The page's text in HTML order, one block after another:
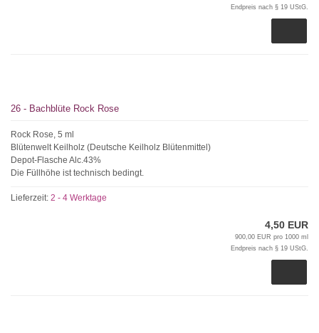
Endpreis nach § 19 UStG.
26 - Bachblüte Rock Rose
Rock Rose, 5 ml
Blütenwelt Keilholz (Deutsche Keilholz Blütenmittel)
Depot-Flasche Alc.43%
Die Füllhöhe ist technisch bedingt.
Lieferzeit: 2 - 4 Werktage
4,50 EUR
900,00 EUR pro 1000 ml
Endpreis nach § 19 UStG.